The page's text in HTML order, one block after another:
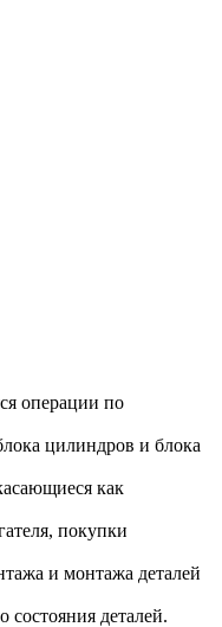
операции по
цилиндров и блока
как
покупки
и монтажа деталей
состояния деталей.